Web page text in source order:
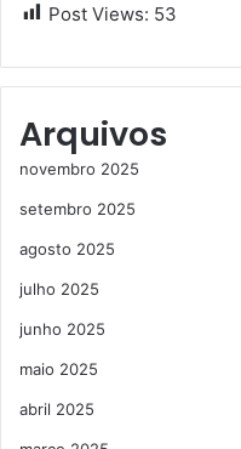
Post Views: 53
Arquivos
novembro 2025
setembro 2025
agosto 2025
julho 2025
junho 2025
maio 2025
abril 2025